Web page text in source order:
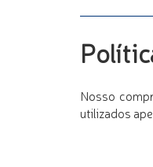
Nosso
utilizados